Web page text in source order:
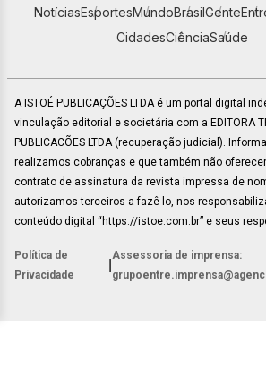
NotíciasEsportesMundoBrasilGente
CidadesCiênciaSaúde
A ISTOÉ PUBLICAÇÕES LTDA é um portal digital
vinculação editorial e societária com a EDITORA
PUBLICACÕES LTDA (recuperação judicial).
realizamos cobranças e que também não
contrato de assinatura da revista impressa de
autorizamos terceiros a fazê-lo, nos
conteúdo digital “https://istoe.com.br” e seus
Política de
Privacidade
Assessoria de imprensa: